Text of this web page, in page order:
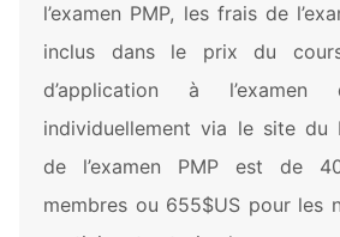
l’examen PMP, les frais de
inclus dans le prix du
d’application à
individuellement via le site du
de l’examen PMP est de
membres ou 655$US pour les